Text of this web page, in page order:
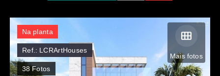
Mais fotos
Na planta
Ref.: LCRArtHouses
38 Fotos